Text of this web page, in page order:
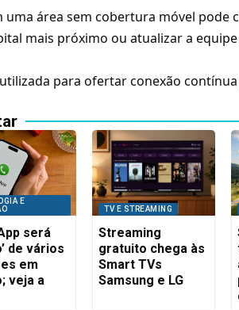
uma área sem cobertura móvel pode
mais próximo ou atualizar a
para ofertar conexão
E
será
de vários
em
veja a
TV E STREAMING
Streaming
gratuito chega às
Smart TVs
Samsung e LG